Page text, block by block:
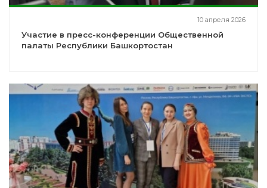
10 апреля 2026
Участие в пресс-конференции Общественной
палаты Республики Башкортостан